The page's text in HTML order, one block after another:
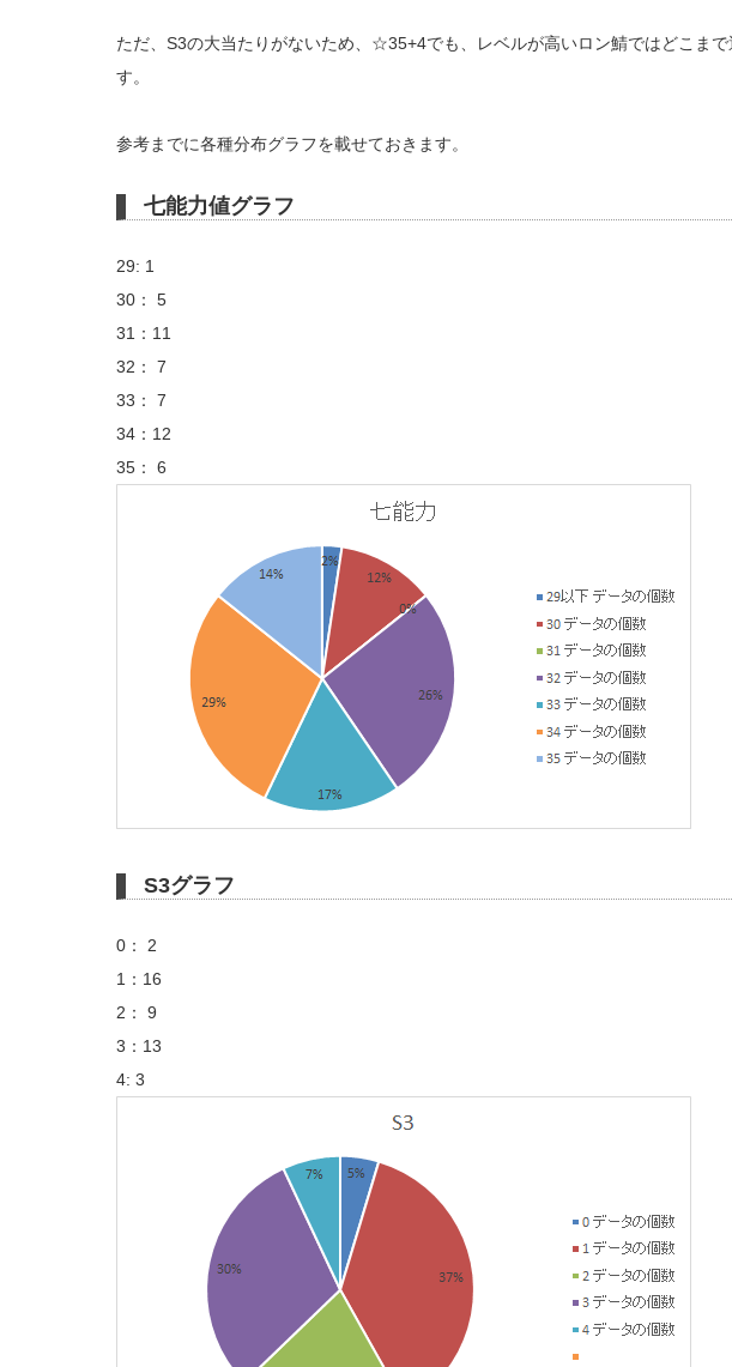
ただ、S3の大当たりがないため、☆35+4でも、レベルが高いロン鯖ではどこまで
す。
参考までに各種分布グラフを載せておきます。
七能力値グラフ
29: 1
30： 5
31：11
32： 7
33： 7
34：12
35： 6
S3グラフ
0： 2
1：16
2： 9
3：13
4: 3